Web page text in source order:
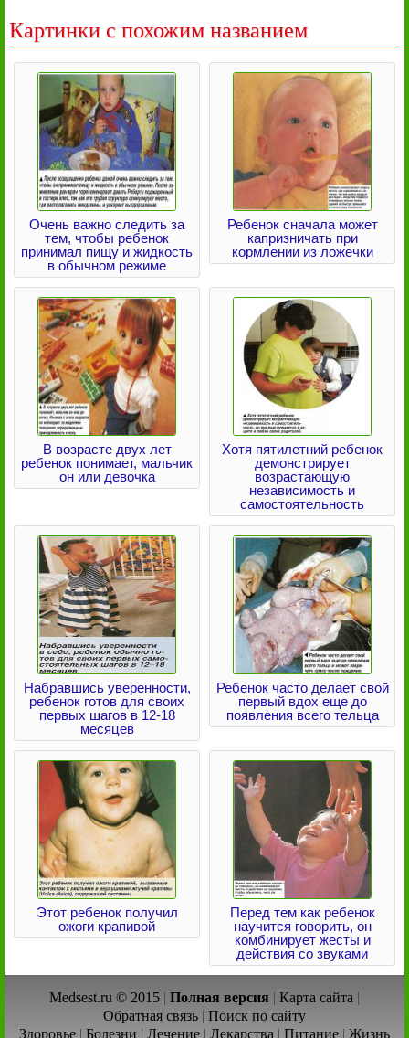
Картинки с похожим названием
Очень важно следить за
тем, чтобы ребенок
принимал пищу и жидкость
в обычном режиме
Ребенок сначала может
капризничать при
кормлении из ложечки
В возрасте двух лет
ребенок понимает, мальчик
он или девочка
Хотя пятилетний ребенок
демонстрирует
возрастающую
независимость и
самостоятельность
Набравшись уверенности,
ребенок готов для своих
первых шагов в 12-18
месяцев
Ребенок часто делает свой
первый вдох еще до
появления всего тельца
Этот ребенок получил
ожоги крапивой
Перед тем как ребенок
научится говорить, он
комбинирует жесты и
действия со звуками
Medsest.ru © 2015 | Полная версия | Карта сайта |
Обратная связь | Поиск по сайту
Здоровье | Болезни | Лечение | Лекарства | Питание | Жизнь